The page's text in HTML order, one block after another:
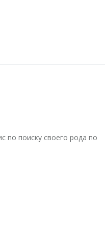
по поиску своего рода по